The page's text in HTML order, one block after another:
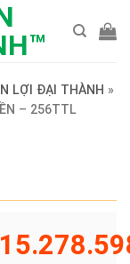
LỢI ĐẠI THÀNH »
– 256TTL